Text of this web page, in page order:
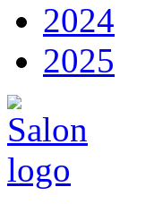
2024
2025